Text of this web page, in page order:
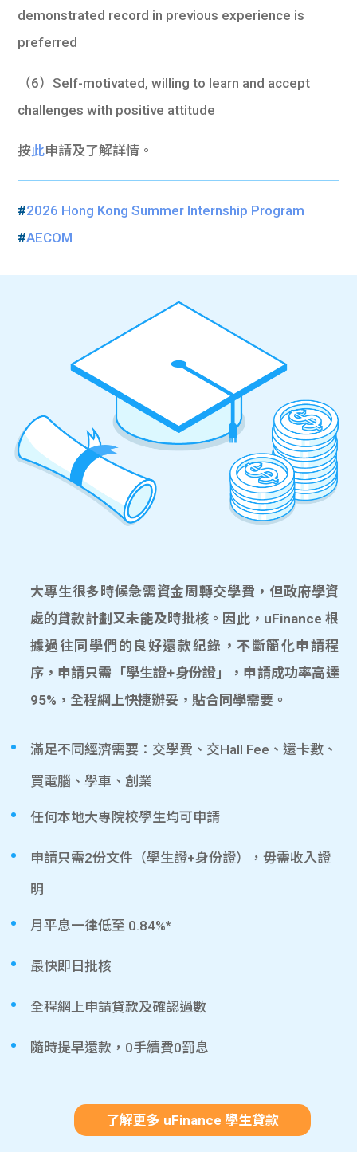
demonstrated record in previous experience is
preferred
（6）Self-motivated, willing to learn and accept
challenges with positive attitude
按此申請及了解詳情。
#2026 Hong Kong Summer Internship Program
#AECOM
大專生很多時候急需資金周轉交學費，但政府學資
處的貸款計劃又未能及時批核。因此，uFinance 根
據過往同學們的良好還款紀錄，不斷簡化申請程
序，申請只需「學生證+身份證」，申請成功率高達
95%，全程網上快捷辦妥，貼合同學需要。
滿足不同經濟需要：交學費、交Hall Fee、還卡數、
買電腦、學車、創業
任何本地大專院校學生均可申請
申請只需2份文件（學生證+身份證），毋需收入證
明
月平息一律低至 0.84%*
最快即日批核
全程網上申請貸款及確認過數
隨時提早還款，0手續費0罰息
了解更多 uFinance 學生貸款